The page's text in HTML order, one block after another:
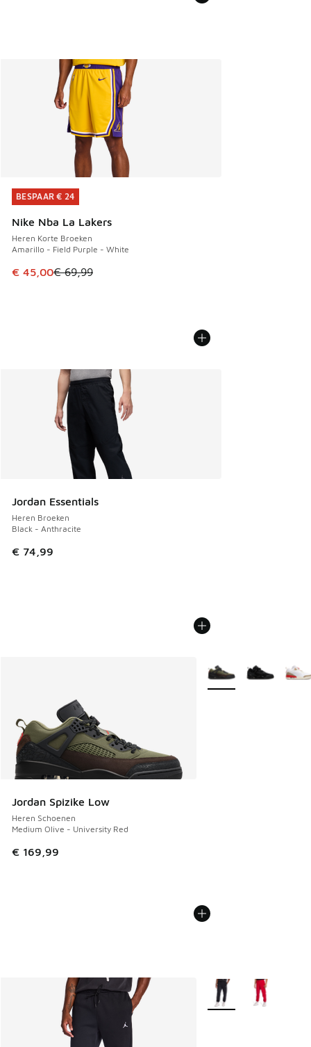
BESPAAR € 24
Nike Nba La Lakers
Heren Korte Broeken
Amarillo - Field Purple - White
Dit artikel is in de uitverkoop. Dit artikel is in de
€ 45,00€ 69,99
BESPAAR € 24
Jordan Essentials
Heren Broeken
Black - Anthracite
€ 74,99
Jordan Spizike Low
Heren Schoenen
Medium Olive - University Red
€ 169,99
Meer kleuren
Meer kleuren